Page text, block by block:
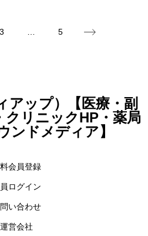
3 5
アップ）【医療・副
クリニックHP・薬局
ンドメディア】
会員登録
ログイン
い合わせ
運営会社